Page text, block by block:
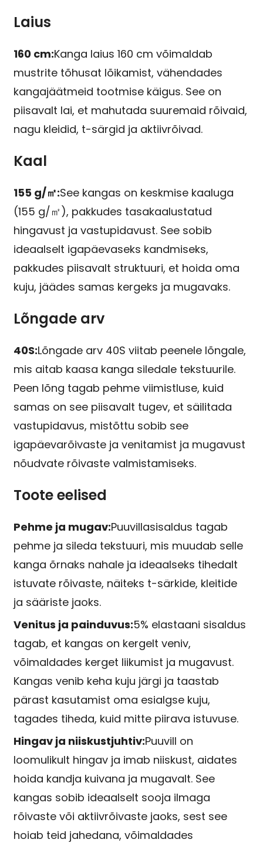
Laius
160 cm:Kanga laius 160 cm võimaldab
mustrite tõhusat lõikamist, vähendades
kangajäätmeid tootmise käigus. See on
piisavalt lai, et mahutada suuremaid rõivaid,
nagu kleidid, t-särgid ja aktiivrõivad.
Kaal
155 g/㎡:See kangas on keskmise kaaluga
(155 g/㎡), pakkudes tasakaalustatud
hingavust ja vastupidavust. See sobib
ideaalselt igapäevaseks kandmiseks,
pakkudes piisavalt struktuuri, et hoida oma
kuju, jäädes samas kergeks ja mugavaks.
Lõngade arv
40S:Lõngade arv 40S viitab peenele lõngale,
mis aitab kaasa kanga siledale tekstuurile.
Peen lõng tagab pehme viimistluse, kuid
samas on see piisavalt tugev, et säilitada
vastupidavus, mistõttu sobib see
igapäevarõivaste ja venitamist ja mugavust
nõudvate rõivaste valmistamiseks.
Toote eelised
Pehme ja mugav:Puuvillasisaldus tagab
pehme ja sileda tekstuuri, mis muudab selle
kanga õrnaks nahale ja ideaalseks tihedalt
istuvate rõivaste, näiteks t-särkide, kleitide
ja sääriste jaoks.
Venitus ja painduvus:5% elastaani sisaldus
tagab, et kangas on kergelt veniv,
võimaldades kerget liikumist ja mugavust.
Kangas venib keha kuju järgi ja taastab
pärast kasutamist oma esialgse kuju,
tagades tiheda, kuid mitte piirava istuvuse.
Hingav ja niiskustjuhtiv:Puuvill on
loomulikult hingav ja imab niiskust, aidates
hoida kandja kuivana ja mugavalt. See
kangas sobib ideaalselt sooja ilmaga
rõivaste või aktiivrõivaste jaoks, sest see
hoiab teid jahedana, võimaldades